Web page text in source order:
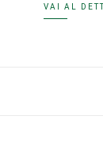
VAI AL